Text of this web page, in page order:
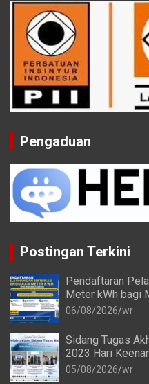
Pengaduan
Postingan Terkini
Pendaftaran
Meter kWh bagi
06/08/2026 wr
Sidang Tugas
2023 Hari
05/08/2026 wr